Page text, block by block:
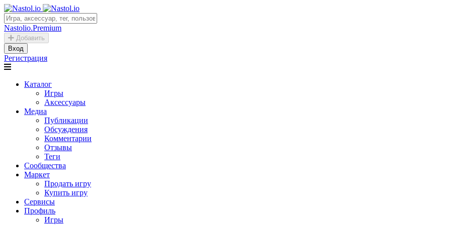
Nastolio.Premium
Добавить
Вход
Регистрация
Каталог
Игры
Аксессуары
Медиа
Публикации
Обсуждения
Комментарии
Отзывы
Теги
Сообщества
Маркет
Продать игру
Купить игру
Сервисы
Профиль
Игры